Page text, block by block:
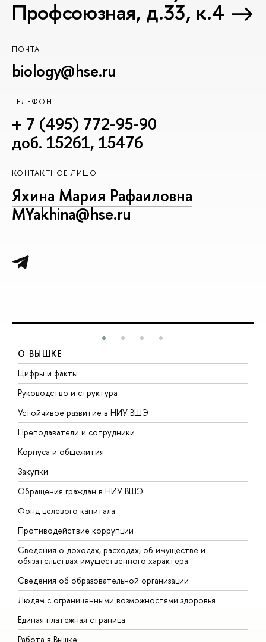
Профсоюзная, д.33, к.4
ПОЧТА
biology@hse.ru
ТЕЛЕФОН
+ 7 (495) 772-95-90
доб. 15261, 15476
КОНТАКТНОЕ ЛИЦО
Яхина Мария Рафаиловна
MYakhina@hse.ru
О ВЫШКЕ
Цифры и факты
Руководство и структура
Устойчивое развитие в НИУ ВШЭ
Преподаватели и сотрудники
Корпуса и общежития
Закупки
Обращения граждан в НИУ ВШЭ
Фонд целевого капитала
Противодействие коррупции
Сведения о доходах, расходах, об имуществе и
обязательствах имущественного характера
Сведения об образовательной организации
Людям с ограниченными возможностями здоровья
Единая платежная страница
Работа в Вышке